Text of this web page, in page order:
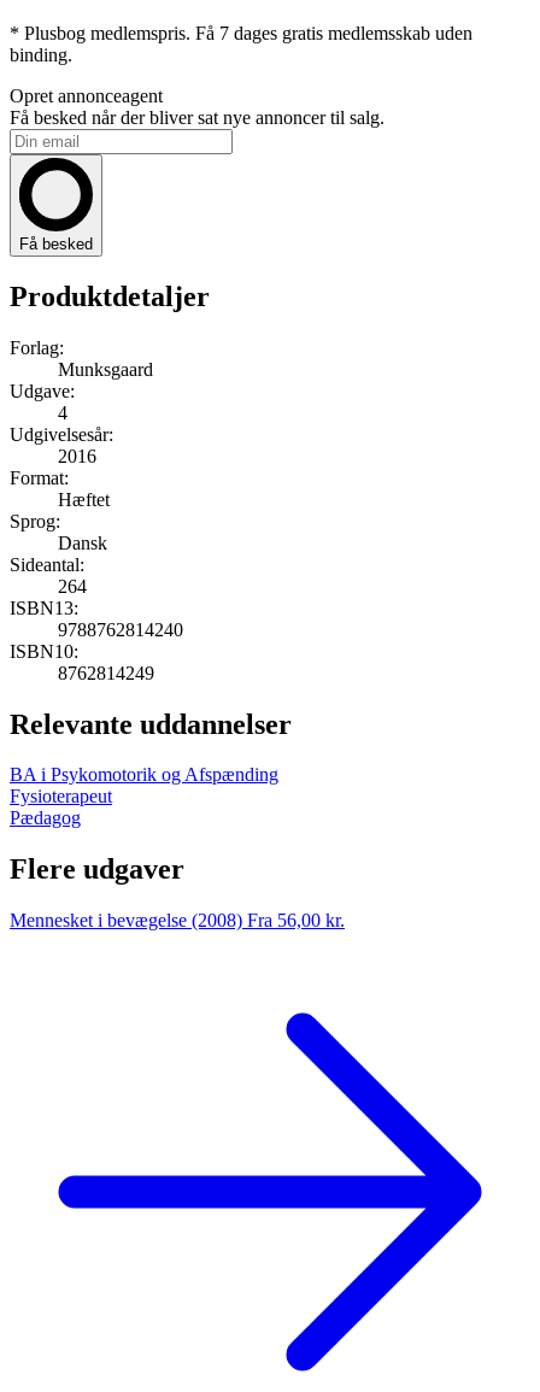
* Plusbog medlemspris. Få 7 dages gratis medlemsskab uden
binding.
Opret annonceagent
Få besked når der bliver sat nye annoncer til salg.
Få besked
Produktdetaljer
Forlag:
Munksgaard
Udgave:
4
Udgivelsesår:
2016
Format:
Hæftet
Sprog:
Dansk
Sideantal:
264
ISBN13:
9788762814240
ISBN10:
8762814249
Relevante uddannelser
BA i Psykomotorik og Afspænding
Fysioterapeut
Pædagog
Flere udgaver
Mennesket i bevægelse (2008) Fra 56,00 kr.